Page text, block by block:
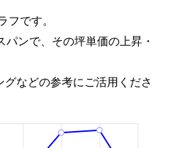
です。
ンで、その坪単価の上昇・
などの参考にご活用くださ